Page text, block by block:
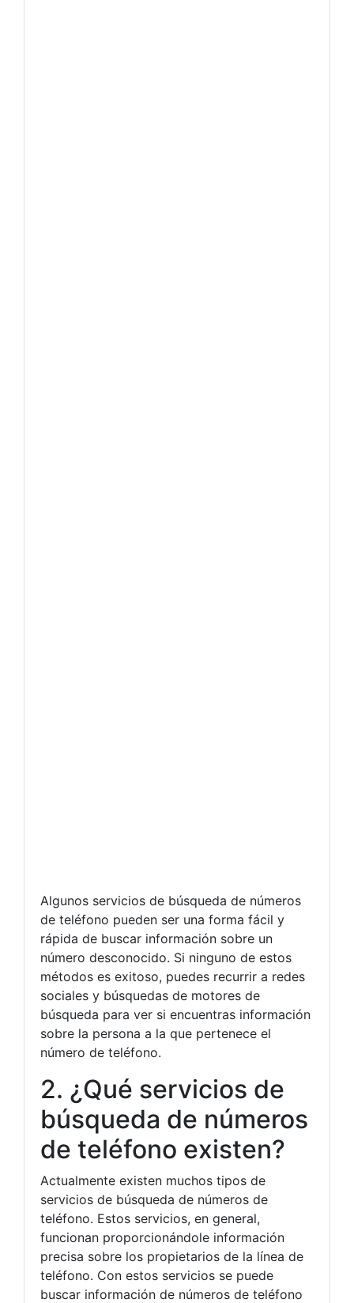
Algunos servicios de búsqueda de números
de teléfono pueden ser una forma fácil y
rápida de buscar información sobre un
número desconocido. Si ninguno de estos
métodos es exitoso, puedes recurrir a redes
sociales y búsquedas de motores de
búsqueda para ver si encuentras información
sobre la persona a la que pertenece el
número de teléfono.
2. ¿Qué servicios de
búsqueda de números
de teléfono existen?
Actualmente existen muchos tipos de
servicios de búsqueda de números de
teléfono. Estos servicios, en general,
funcionan proporcionándole información
precisa sobre los propietarios de la línea de
teléfono. Con estos servicios se puede
buscar información de números de teléfono